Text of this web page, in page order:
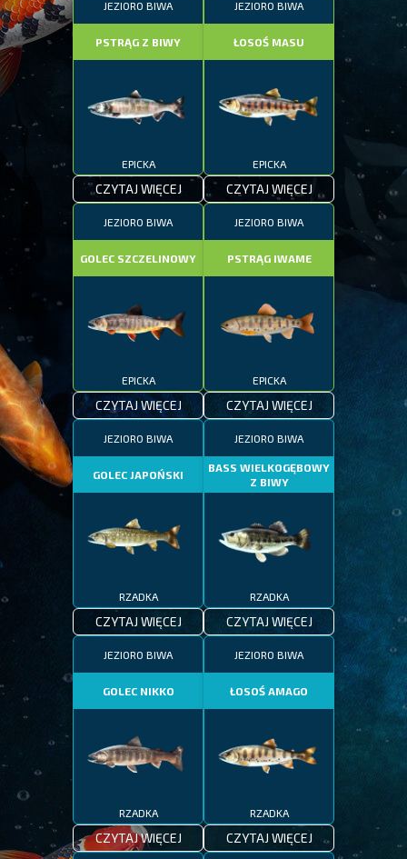
JEZIORO BIWA
PSTRĄG Z BIWY
EPICKA
CZYTAJ WIĘCEJ
JEZIORO BIWA
ŁOSOŚ MASU
EPICKA
CZYTAJ WIĘCEJ
JEZIORO BIWA
GOLEC SZCZELINOWY
EPICKA
CZYTAJ WIĘCEJ
JEZIORO BIWA
PSTRĄG IWAME
EPICKA
CZYTAJ WIĘCEJ
JEZIORO BIWA
GOLEC JAPOŃSKI
RZADKA
CZYTAJ WIĘCEJ
JEZIORO BIWA
BASS WIELKOGĘBOWY
Z BIWY
RZADKA
CZYTAJ WIĘCEJ
JEZIORO BIWA
GOLEC NIKKO
RZADKA
CZYTAJ WIĘCEJ
JEZIORO BIWA
ŁOSOŚ AMAGO
RZADKA
CZYTAJ WIĘCEJ